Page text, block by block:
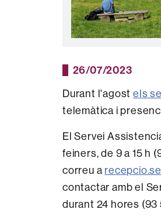
26/07/2023
Durant l'agostels
telemàtica i
El Servei
feiners, de 9 a 15 h
correu a
contactar amb el
durant 24 hores (93